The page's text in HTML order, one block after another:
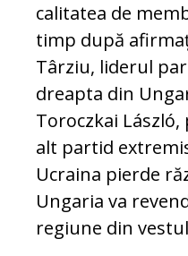
calitatea de
timp după
Târziu, liderul
dreapta din
Toroczkai
alt partid
Ucraina pierde
Ungaria va
regiune din